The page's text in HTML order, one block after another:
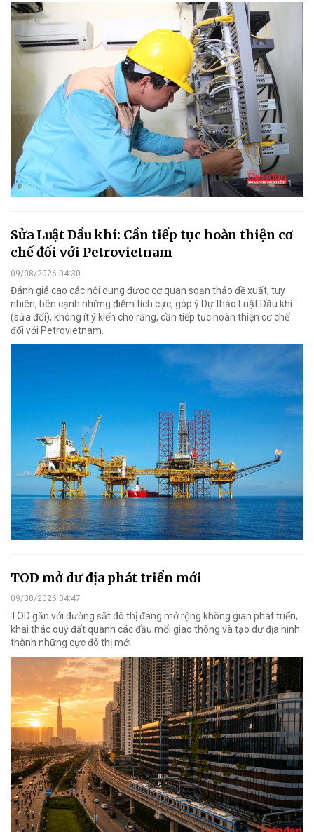
Sửa Luật Dầu khí: Cần tiếp tục hoàn thiện cơ
chế đối với Petrovietnam
09/08/2026 04:30
Đánh giá cao các nội dung được cơ quan soạn thảo đề xuất, tuy
nhiên, bên cạnh những điểm tích cực, góp ý Dự thảo Luật Dầu khí
(sửa đổi), không ít ý kiến cho rằng, cần tiếp tục hoàn thiện cơ chế
đối với Petrovietnam.
TOD mở dư địa phát triển mới
09/08/2026 04:47
TOD gắn với đường sắt đô thị đang mở rộng không gian phát triển,
khai thác quỹ đất quanh các đầu mối giao thông và tạo dư địa hình
thành những cực đô thị mới.